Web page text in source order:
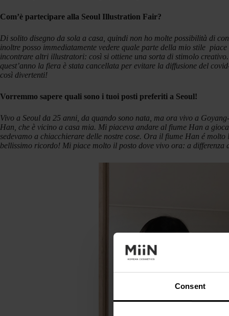
Consent
Com’è partecipare alla Seoul Illustration Fair?
Di solito disegno da sola a casa, quindi non ho molte possibilità di
inoltre posso immediatamente vedere quale parte della mio stile
incontrare altri illustratori: così si ottiene una sorta di stimolo creativo.
quest’anno la fiera è stata cancellata per evitare la diffusione del
così divertenti!
Vorremmo sapere quali sono i tuoi posti preferiti a Seoul!
Vivo a Seoul da 25 anni, da quando sono nata, ma ora vivo a
Han, che è vicino a casa mia. Mi piaceva andare al fiume Han a
sedevamo a chiacchierare delle nostre cose. Ora il fiume Han é molto
bellissimo ricordo! Mi piace molto il posto dove vivo ora: a